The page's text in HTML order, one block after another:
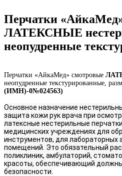
Перчатки
ЛАТЕКСНЫЕ
неопудренные
Перчатки «АйкаМед» смотровые
неопудренные текстурированные,
(ИМН)-0№024563)
Основное назначение
защита кожи рук врача при
латексные нестерильные
медицинских учреждениях для
инструментов, для лабораторных
помещений. Это обязательный
поликлиник, амбулаторий,
красоты, обеспечивающий
безопасности.